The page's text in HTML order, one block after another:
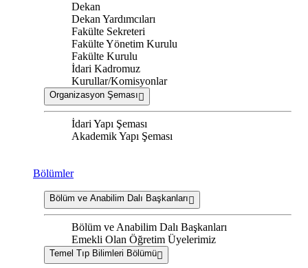
Dekan
Dekan Yardımcıları
Fakülte Sekreteri
Fakülte Yönetim Kurulu
Fakülte Kurulu
İdari Kadromuz
Kurullar/Komisyonlar
Organizasyon Şeması
İdari Yapı Şeması
Akademik Yapı Şeması
Bölümler
Bölüm ve Anabilim Dalı Başkanları
Bölüm ve Anabilim Dalı Başkanları
Emekli Olan Öğretim Üyelerimiz
Temel Tıp Bilimleri Bölümü